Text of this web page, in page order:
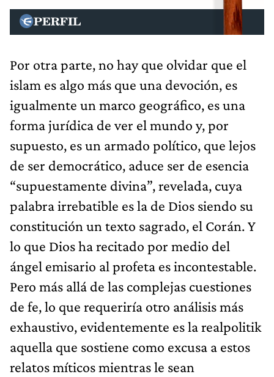
Por otra parte, no hay que olvidar que el
islam es algo más que una devoción, es
igualmente un marco geográfico, es una
forma jurídica de ver el mundo y, por
supuesto, es un armado político, que lejos
de ser democrático, aduce ser de esencia
“supuestamente divina”, revelada, cuya
palabra irrebatible es la de Dios siendo su
constitución un texto sagrado, el Corán. Y
lo que Dios ha recitado por medio del
ángel emisario al profeta es incontestable.
Pero más allá de las complejas cuestiones
de fe, lo que requeriría otro análisis más
exhaustivo, evidentemente es la realpolitik
aquella que sostiene como excusa a estos
relatos míticos mientras le sean